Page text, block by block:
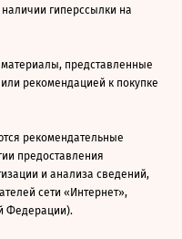
наличии гиперссылки на
представленные
рекомендацией к покупке
рекомендательные
предоставления
и анализа сведений,
сети «Интернет»,
Федерации).